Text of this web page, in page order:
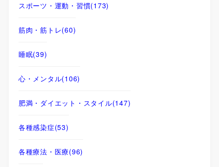
スポーツ・運動・習慣(173)
筋肉・筋トレ(60)
睡眠(39)
心・メンタル(106)
肥満・ダイエット・スタイル(147)
各種感染症(53)
各種療法・医療(96)